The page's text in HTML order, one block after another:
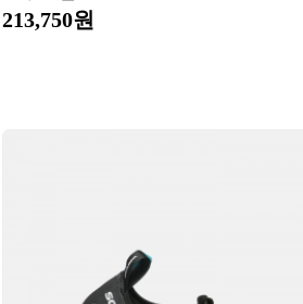
213,750원